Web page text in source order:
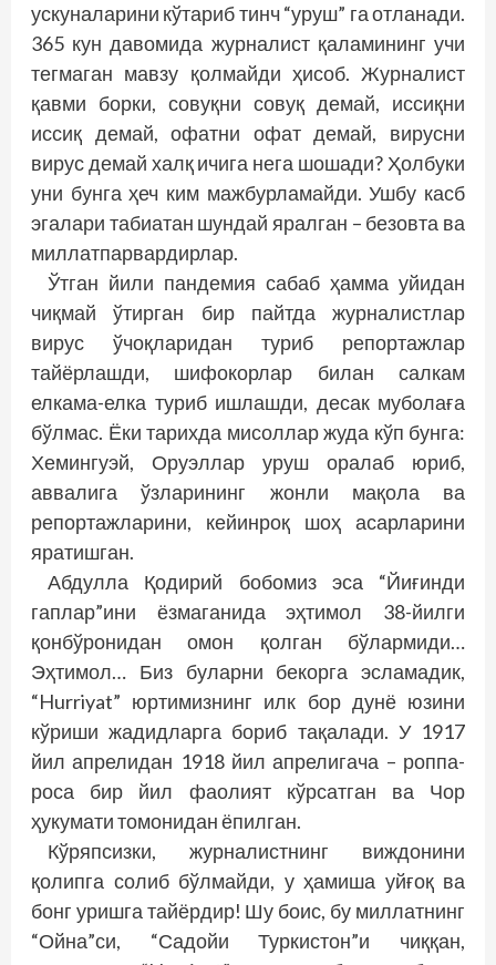
ускуналарини кўтариб тинч “уруш” га отланади.
365 кун давомида журналист қаламининг учи
тегмаган мавзу қолмайди ҳисоб. Журналист
қавми борки, совуқни совуқ демай, иссиқни
иссиқ демай, офатни офат демай, вирусни
вирус демай халқ ичига нега шошади? Ҳолбуки
уни бунга ҳеч ким мажбурламайди. Ушбу касб
эгалари табиатан шундай яралган – безовта ва
миллатпарвардирлар.
Ўтган йили пандемия сабаб ҳамма уйидан
чиқмай ўтирган бир пайтда журналистлар
вирус ўчоқларидан туриб репортажлар
тайёрлашди, шифокорлар билан салкам
елкама-елка туриб ишлашди, десак муболаға
бўлмас. Ёки тарихда мисоллар жуда кўп бунга:
Хемингуэй, Оруэллар уруш оралаб юриб,
аввалига ўзларининг жонли мақола ва
репортажларини, кейинроқ шоҳ асарларини
яратишган.
Абдулла Қодирий бобомиз эса “Йиғинди
гаплар”ини ёзмаганида эҳтимол 38-йилги
қонбўронидан омон қолган бўлармиди…
Эҳтимол… Биз буларни бекорга эсламадик,
“Hurriyat” юртимизнинг илк бор дунё юзини
кўриши жадидларга бориб тақалади. У 1917
йил апрелидан 1918 йил апрелигача – роппа-
роса бир йил фаолият кўрсатган ва Чор
ҳукумати томонидан ёпилган.
Кўряпсизки, журналистнинг виждонини
қолипга солиб бўлмайди, у ҳамиша уйғоқ ва
бонг уришга тайёрдир! Шу боис, бу миллатнинг
“Ойна”си, “Садойи Туркистон”и чиққан,